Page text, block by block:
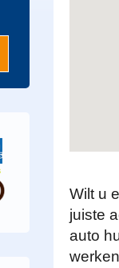
Wilt u
juiste
auto